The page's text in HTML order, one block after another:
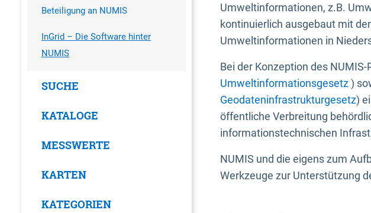
Beteiligung an NUMIS
InGrid – Die Software hinter
NUMIS
SUCHE
KATALOGE
MESSWERTE
KARTEN
KATEGORIEN
Umweltinformationen, z.B.
kontinuierlich ausgebaut mit
Umweltinformationen in
Bei der Konzeption des
Umweltinformationsgesetz)
Geodateninfrastrukturgesetz)
öffentliche Verbreitung
informationstechnischen
NUMIS und die eigens zum
Werkzeuge zur Unterstützung